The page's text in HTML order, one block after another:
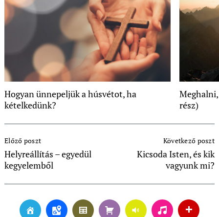
Hogyan ünnepeljük a húsvétot, ha
kételkedünk?
rész)
Navigation
Előző poszt
Helyreállítás – egyedül
kegyelemből
Következő poszt
Kicsoda Isten, és kik
vagyunk mi?